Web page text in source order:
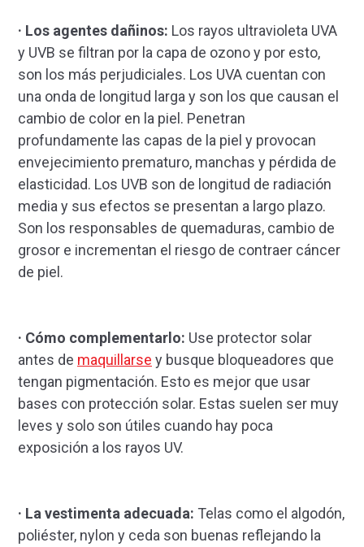
· Los agentes dañinos: Los rayos ultravioleta UVA
y UVB se filtran por la capa de ozono y por esto,
son los más perjudiciales. Los UVA cuentan con
una onda de longitud larga y son los que causan el
cambio de color en la piel. Penetran
profundamente las capas de la piel y provocan
envejecimiento prematuro, manchas y pérdida de
elasticidad. Los UVB son de longitud de radiación
media y sus efectos se presentan a largo plazo.
Son los responsables de quemaduras, cambio de
grosor e incrementan el riesgo de contraer cáncer
de piel.
· Cómo complementarlo: Use protector solar
antes de maquillarse y busque bloqueadores que
tengan pigmentación. Esto es mejor que usar
bases con protección solar. Estas suelen ser muy
leves y solo son útiles cuando hay poca
exposición a los rayos UV.
· La vestimenta adecuada: Telas como el algodón,
poliéster, nylon y ceda son buenas reflejando la